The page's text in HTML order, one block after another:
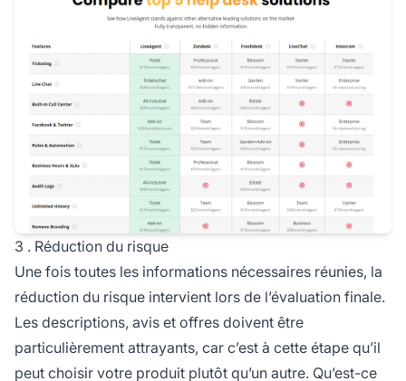
3 . Réduction du risque
Une fois toutes les informations nécessaires réunies, la
réduction du risque intervient lors de l’évaluation finale.
Les descriptions, avis et offres doivent être
particulièrement attrayants, car c’est à cette étape qu’il
peut choisir votre produit plutôt qu’un autre. Qu’est-ce